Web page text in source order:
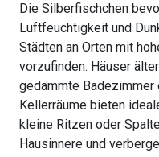
Die Silberfischchen
Luftfeuchtigkeit und
Städten an Orten mit
vorzufinden. Häuser
gedämmte
Kellerräume bieten
kleine Ritzen oder
Hausinnere und